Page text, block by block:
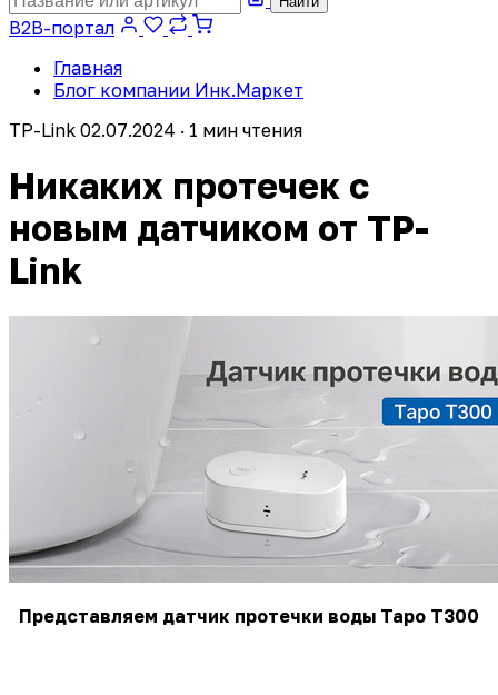
B2B-портал
Главная
Блог компании Инк.Маркет
TP-Link 02.07.2024 · 1 мин чтения
Никаких протечек с
новым датчиком от TP-
Link
Представляем датчик протечки воды Tapo T300